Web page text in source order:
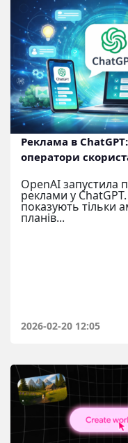
Реклама в
оператори
OpenAI запустила
реклами у
показують тільки
планів...
2026-02-20 12:05